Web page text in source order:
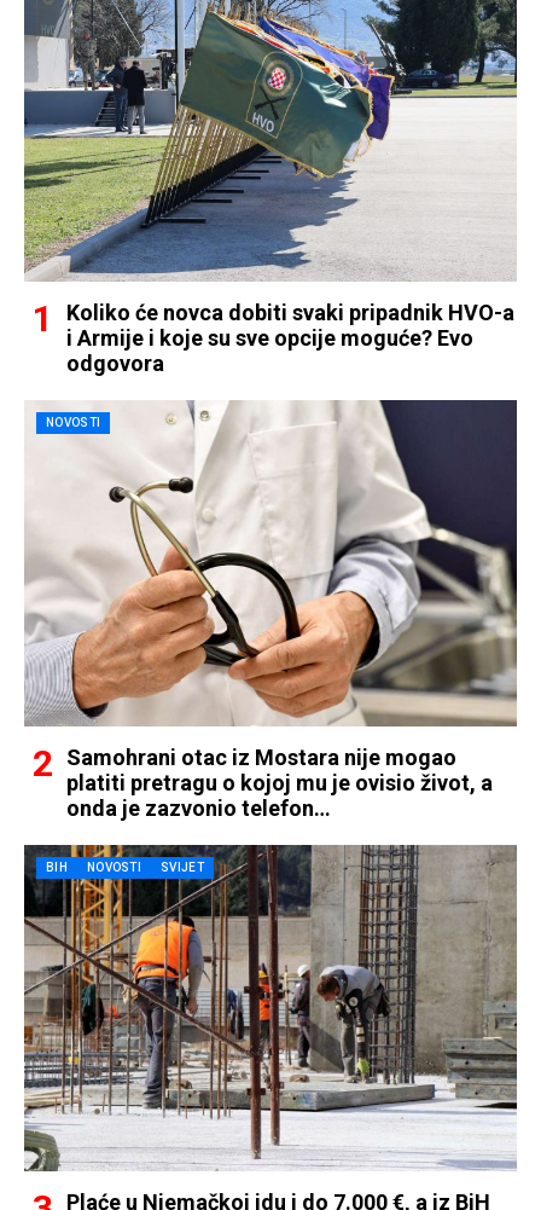
Koliko će novca dobiti svaki pripadnik HVO-a
i Armije i koje su sve opcije moguće? Evo
odgovora
NOVOSTI
Samohrani otac iz Mostara nije mogao
platiti pretragu o kojoj mu je ovisio život, a
onda je zazvonio telefon…
BIH NOVOSTI SVIJET
Plaće u Njemačkoj idu i do 7.000 €, a iz BiH